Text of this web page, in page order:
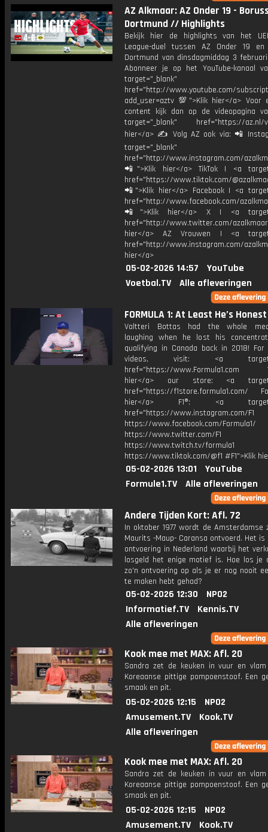
AZ Alkmaar: AZ Onder 19 -
Dortmund // Highlights
Bekijk hier de highlights van het
League-duel tussen AZ Onder 19 en
Dortmund van dinsdagmiddag 3
Abonneer je op het YouTube-kanaal
target="_blank"
href="http://www.youtube.com/
add_user=aztv 💯">Klik hier</a> Voor
content kijk dan op de videopagina
target="_blank" href="https://az.nl/
hier</a> ✍ Volg AZ ook via: 📲
target="_blank"
href="http://www.instagram.com/
📲">Klik hier</a> TikTok | <a
href="https://www.tiktok.com/
📲">Klik hier</a> Facebook | <a
href="http://www.facebook.com/
📲">Klik hier</a> X | <a
href="http://www.twitter.com/
hier</a> AZ Vrouwen | <a
href="http://www.instagram.com/
hier</a>
05-02-2026 14:57
YouTube
Voetbal.TV
Alle afleveringen
FORMULA 1: At Least He’s
Valtteri Bottas had the whole
laughing when he lost his
qualifying in Canada back in 2018! For
videos, visit: <a
href="https://www.Formula1.com
hier</a> our store: <a
href="https://f1store.formula1.com/
hier</a> F1®: <a
href="https://www.instagram.com/F1
https://www.facebook.com/Formula1/
https://www.twitter.com/F1
https://www.twitch.tv/formula1
https://www.tiktok.com/@f1 #F1">Klik
05-02-2026 13:01
YouTube
Formule1.TV
Alle afleveringen
Andere Tijden Kort: Afl. 72
In oktober 1977 wordt de Amsterdamse
Maurits -Maup- Caransa ontvoerd. Het
ontvoering in Nederland waarbij het
losgeld het enige motief is. Hoe los je
zo'n ontvoering op als je er nog nooit
te maken hebt gehad?
05-02-2026 12:30
NPO2
Informatief.TV
Kennis.TV
Alle afleveringen
Kook mee met MAX: Afl. 20
Sandra zet de keuken in vuur en
Koreaanse pittige pompoenstoof. Een
smaak en pit.
05-02-2026 12:15
NPO2
Amusement.TV
Kook.TV
Alle afleveringen
Kook mee met MAX: Afl. 20
Sandra zet de keuken in vuur en
Koreaanse pittige pompoenstoof. Een
smaak en pit.
05-02-2026 12:15
NPO2
Amusement.TV
Kook.TV